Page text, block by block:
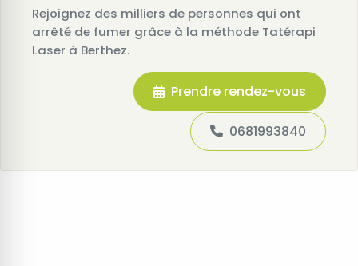
Rejoignez des milliers de personnes qui ont
arrêté de fumer grâce à la méthode Tatérapi
Laser à Berthez.
Prendre rendez-vous
0681993840